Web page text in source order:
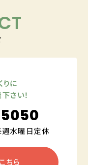
りに
さい！
水曜日定休
ちら